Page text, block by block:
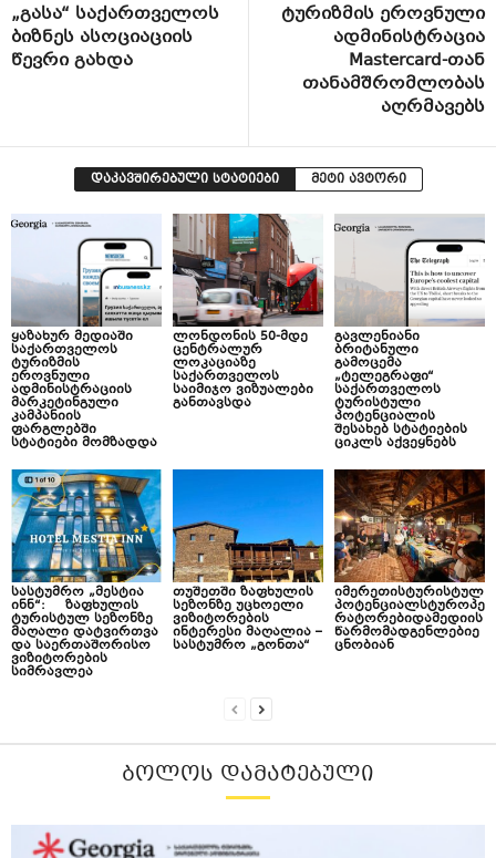
„გასა“ საქართველოს
ბიზნეს ასოციაციის
წევრი გახდა
ტურიზმის ეროვნული
ადმინისტრაცია
Mastercard-თან
თანამშრომლობას
აღრმავებს
დაკავშირებული სტატიები მეტი ავტორი
ყაზახურ მედიაში
საქართველოს
ტურიზმის
ეროვნული
ადმინისტრაციის
მარკეტინგული
კამპანიის
ფარგლებში
სტატიები მომზადდა
ლონდონის 50-მდე
ცენტრალურ
ლოკაციაზე
საქართველოს
საიმიჯო ვიზუალები
განთავსდა
გავლენიანი
ბრიტანული
გამოცემა
„ტელეგრაფი“
საქართველოს
ტურისტული
პოტენციალის
შესახებ სტატიების
ციკლს აქვეყნებს
სასტუმრო „მესტია
ინნ“: ზაფხულის
ტურისტულ სეზონზე
მაღალი დატვირთვა
და საერთაშორისო
ვიზიტორების
სიმრავლეა
თუშეთში ზაფხულის
სეზონზე უცხოელი
ვიზიტორების
ინტერესი მაღალია –
სასტუმრო „გონთა“
იმერეთისტურისტულ
პოტენციალსტუროპე
რატორებიდამედიის
წარმომადგენლებიე
ცნობიან
ᲑᲝᲚᲝᲡ ᲓᲐᲛᲐᲢᲔᲑᲣᲚᲘ